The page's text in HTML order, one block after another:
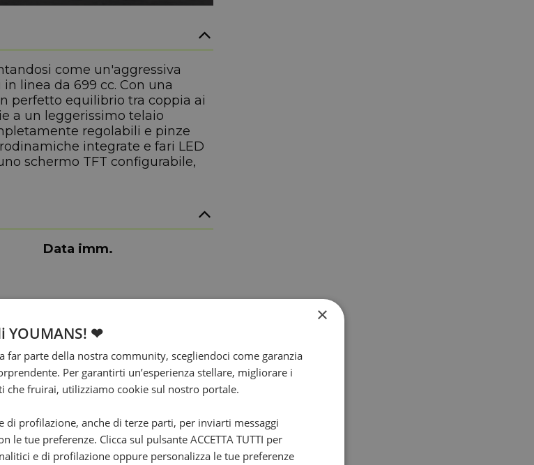
come un'aggressiva
linea da 699 cc. Con una
perfetto equilibrio tra coppia ai
a un leggerissimo telaio
regolabili e pinze
integrate e fari LED
schermo TFT configurabile,
Data imm.
Altezza sella
82 cm
×
YOUMANS! ❤
far parte della nostra community, scegliendoci come garanzia
Per garantirti un’esperienza stellare, migliorare i
che fruirai, utilizziamo cookie sul nostro portale.
di profilazione, anche di terze parti, per inviarti messaggi
tue preferenze. Clicca sul pulsante ACCETTA TUTTI per
e di profilazione oppure personalizza le tue preferenze